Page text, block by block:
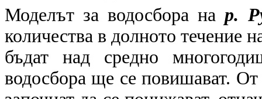
Моделът за водосбора нар.
количества в долното течение
бъдат над средно
водосбора ще се повишават.